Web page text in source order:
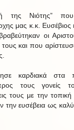
της Νιότης”
μας κ.κ. Ευσέβιος
οι
τους και που
καρδιακά στα
τους γονείς
τους με την
ευσέβεια ως